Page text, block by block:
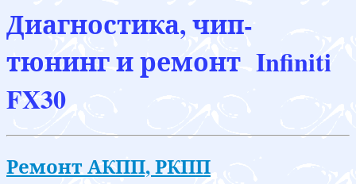
Диагностика, чип-
тюнинг и ремонт Infiniti
FX30
Ремонт АКПП, РКПП